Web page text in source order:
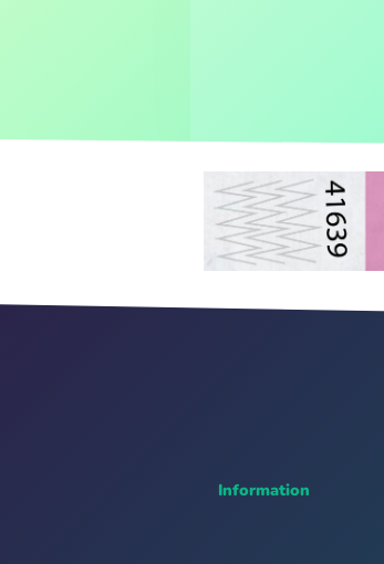
Information